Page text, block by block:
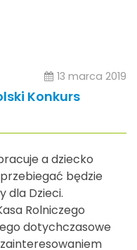
13 marca 2019
Konkurs
a dziecko
będzie
dla Dzieci.
Rolniczego
dotychczasowe